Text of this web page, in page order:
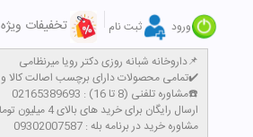
ورود ثبت نام تخفیفات ویژه
داروخانه شبانه روزی دکتر رویا میرنظامی📌
تمامی محصولات دارای برچسب اصالت کالا و سیب سلامت میباشند✔️
مشاوره تلفنی (8 تا 16) : 02165389693☎️
​ارسال رایگان برای خرید های بالای 4 میلیون تومان با پست پیشتاز
مشاوره خرید در برنامه بله : 09302007587